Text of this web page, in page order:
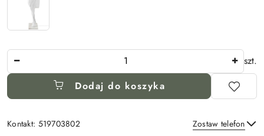
szt.
Dodaj do koszyka
Kontakt: 519703802 Zostaw telefon